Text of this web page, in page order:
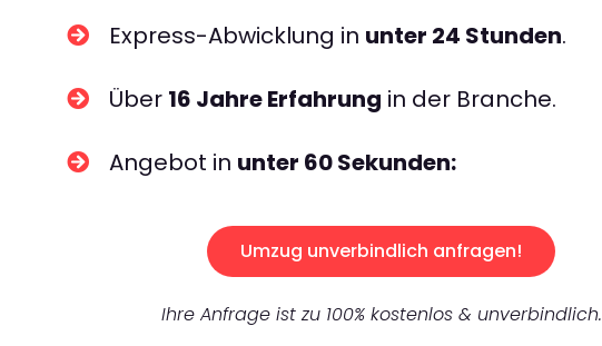
Express-Abwicklung in unter 24 Stunden.
Über 16 Jahre Erfahrung in der Branche.
Angebot in unter 60 Sekunden:
Umzug unverbindlich anfragen!
Ihre Anfrage ist zu 100% kostenlos & unverbindlich.